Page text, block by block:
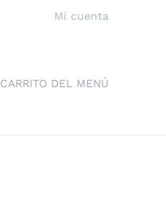
Mi cuenta
CARRITO DEL MENÚ